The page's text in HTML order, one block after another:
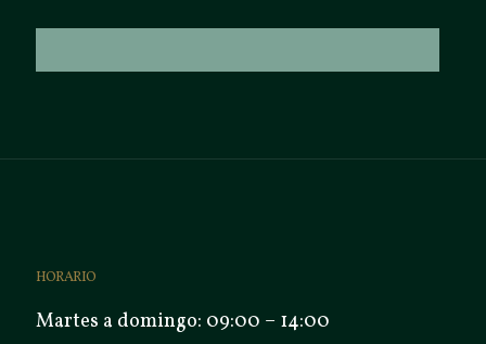
HORARIO
Martes a domingo: 09:00 – 14:00